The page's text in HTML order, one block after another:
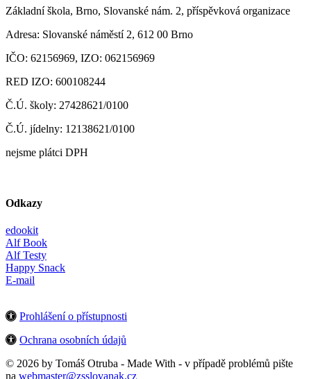
Základní škola, Brno, Slovanské nám. 2, příspěvková organizace
Adresa: Slovanské náměstí 2, 612 00 Brno
IČO: 62156969, IZO: 062156969
RED IZO: 600108244
Č.Ú. školy: 27428621/0100
Č.Ú. jídelny: 12138621/0100
nejsme plátci DPH
Odkazy
edookit
Alf Book
Alf Testy
Happy Snack
E-mail
Prohlášení o přístupnosti
Ochrana osobních údajů
© 2026 by Tomáš Otruba - Made With - v případě problémů pište
na webmaster@zsslovanak.cz